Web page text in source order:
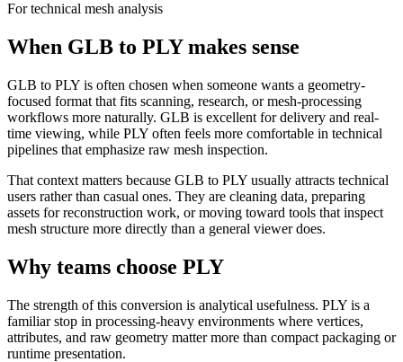
For technical mesh analysis
When GLB to PLY makes sense
GLB to PLY is often chosen when someone wants a geometry-
focused format that fits scanning, research, or mesh-processing
workflows more naturally. GLB is excellent for delivery and real-
time viewing, while PLY often feels more comfortable in technical
pipelines that emphasize raw mesh inspection.
That context matters because GLB to PLY usually attracts technical
users rather than casual ones. They are cleaning data, preparing
assets for reconstruction work, or moving toward tools that inspect
mesh structure more directly than a general viewer does.
Why teams choose PLY
The strength of this conversion is analytical usefulness. PLY is a
familiar stop in processing-heavy environments where vertices,
attributes, and raw geometry matter more than compact packaging or
runtime presentation.